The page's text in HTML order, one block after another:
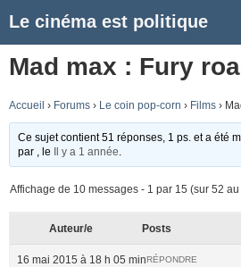
Le cinéma est politique
Mad max : Fury
Accueil › Forums › Le coin pop-corn › Films ›
Ce sujet contient 51 réponses, 1 ps. et a été
par
, le Il y a 1 année
Affichage de 10 messages - 1 par 15 (sur 52
Auteur/e Posts
16 mai 2015 à 18 h 05 minRÉPONDRE